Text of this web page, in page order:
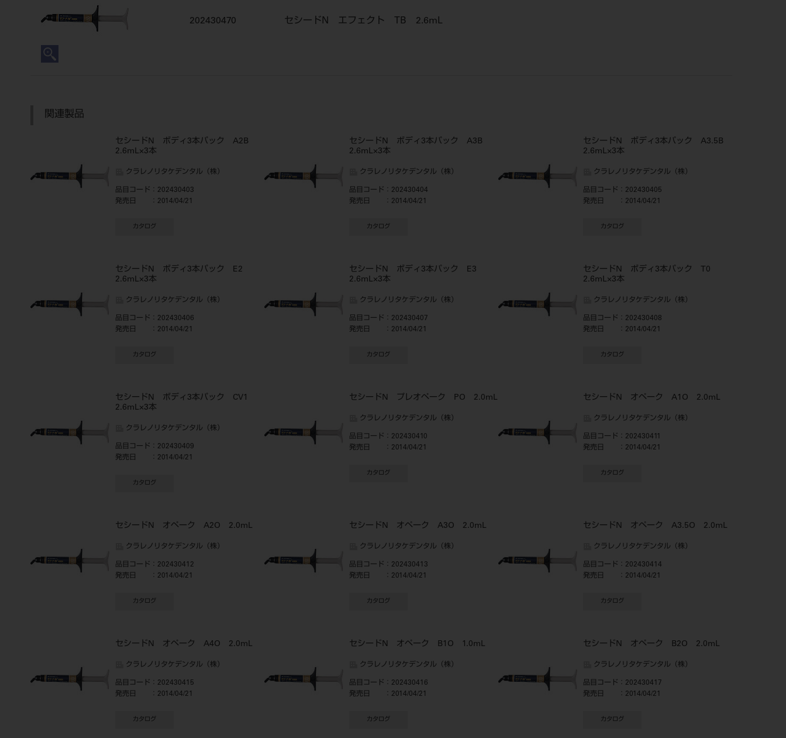
202430470 セシードN エフェクト TB 2.6mL
関連製品
セシードN ボディ3本パック A2B
2.6mL×3本
クラレノリタケデンタル（株）
品目コード ：202430403
発売日
：2014/04/21
カタログ
セシードN ボディ3本パック A3B
2.6mL×3本
クラレノリタケデンタル（株）
品目コード ：202430404
発売日
：2014/04/21
カタログ
セシードN ボディ3本パック A3.5B
2.6mL×3本
クラレノリタケデンタル（株）
品目コード ：202430405
発売日
：2014/04/21
カタログ
セシードN ボディ3本パック E2
2.6mL×3本
クラレノリタケデンタル（株）
品目コード ：202430406
発売日
：2014/04/21
カタログ
セシードN ボディ3本パック E3
2.6mL×3本
クラレノリタケデンタル（株）
品目コード ：202430407
発売日
：2014/04/21
カタログ
セシードN ボディ3本パック T0
2.6mL×3本
クラレノリタケデンタル（株）
品目コード ：202430408
発売日
：2014/04/21
カタログ
セシードN ボディ3本パック CV1
2.6mL×3本
クラレノリタケデンタル（株）
品目コード ：202430409
発売日
：2014/04/21
カタログ
セシードN プレオペーク PO 2.0mL
クラレノリタケデンタル（株）
品目コード ：202430410
発売日
：2014/04/21
カタログ
セシードN オペーク A1O 2.0mL
クラレノリタケデンタル（株）
品目コード ：202430411
発売日
：2014/04/21
カタログ
セシードN オペーク A2O 2.0mL
クラレノリタケデンタル（株）
品目コード ：202430412
発売日
：2014/04/21
カタログ
セシードN オペーク A3O 2.0mL
クラレノリタケデンタル（株）
品目コード ：202430413
発売日
：2014/04/21
カタログ
セシードN オペーク A3.5O 2.0mL
クラレノリタケデンタル（株）
品目コード ：202430414
発売日
：2014/04/21
カタログ
セシードN オペーク A4O 2.0mL
クラレノリタケデンタル（株）
品目コード ：202430415
発売日
：2014/04/21
カタログ
セシードN オペーク B1O 1.0mL
クラレノリタケデンタル（株）
品目コード ：202430416
発売日
：2014/04/21
カタログ
セシードN オペーク B2O 2.0mL
クラレノリタケデンタル（株）
品目コード ：202430417
発売日
：2014/04/21
カタログ